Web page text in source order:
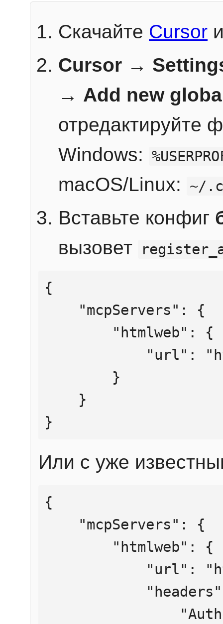
Скачайте Cursor
Cursor →
→ Add new
отредактируйте
Windows:
macOS/Linux: ~/
Вставьте конфиг
вызовет
{
}
Или с уже
{